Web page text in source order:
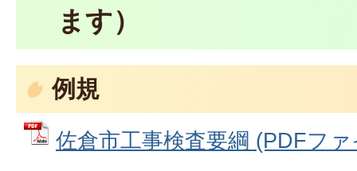
ます）
例規
佐倉市工事検査要綱 (PDFフ